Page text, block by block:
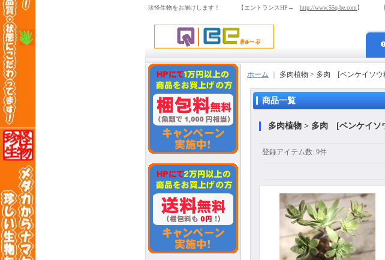
珍怪生物をお届けします！ 【エントランスHP→ http://www.55q-be.com】 【
ホーム 多肉植物 > 多肉 [ベンケイソウ
商品一覧
多肉植物 > 多肉 [ベンケイソ
登録アイテム数: 9件